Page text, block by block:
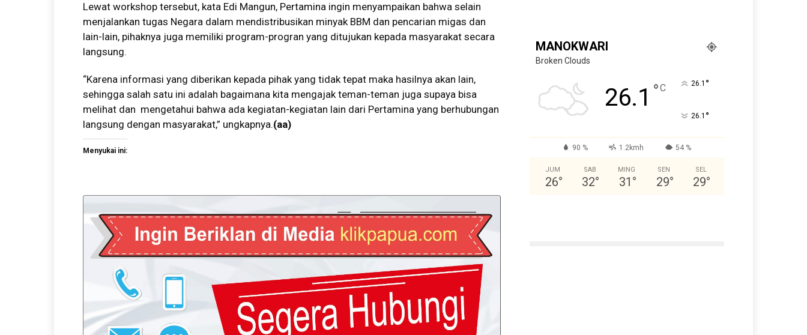
Lewat workshop tersebut, kata Edi Mangun, Pertamina ingin menyampaikan bahwa selain
menjalankan tugas Negara dalam mendistribusikan minyak BBM dan pencarian migas dan
lain-lain, pihaknya juga memiliki program-progran yang ditujukan kepada masyarakat secara
langsung.
“Karena informasi yang diberikan kepada pihak yang tidak tepat maka hasilnya akan lain,
sehingga salah satu ini adalah bagaimana kita mengajak teman-teman juga supaya bisa
melihat dan mengetahui bahwa ada kegiatan-kegiatan lain dari Pertamina yang berhubungan
langsung dengan masyarakat,” ungkapnya.(aa)
Menyukai ini:
MANOKWARI
Broken Clouds
26.1 °C 26.1 °
26.1 °
90 % 1.2kmh 54 %
JUM
26°
SAB
32°
MING
31 °
SEN
29°
SEL
29°